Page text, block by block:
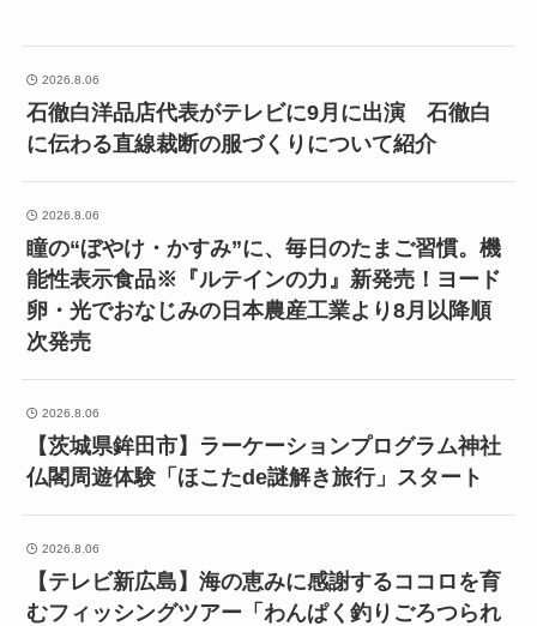
2026.8.06
石徹白洋品店代表がテレビに9月に出演 石徹白
に伝わる直線裁断の服づくりについて紹介
2026.8.06
瞳の“ぼやけ・かすみ”に、毎日のたまご習慣。機
能性表示食品※『ルテインの力』新発売！ヨード
卵・光でおなじみの日本農産工業より8月以降順
次発売
2026.8.06
【茨城県鉾田市】ラーケーションプログラム神社
仏閣周遊体験「ほこたde謎解き旅行」スタート
2026.8.06
【テレビ新広島】海の恵みに感謝するココロを育
むフィッシングツアー「わんぱく釣りごろつられ